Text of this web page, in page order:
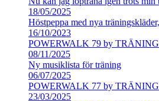
18/05/2025
Höstpeppa med nya
16/10/2023
POWERWALK 79 by
08/11/2025
Ny musiklista för träning
06/07/2025
POWERWALK 77 by
23/03/2025